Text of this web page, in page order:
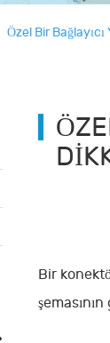
Özel Bir
Bir